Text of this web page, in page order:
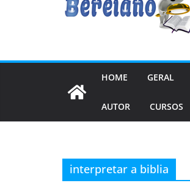
HOME GERAL
AUTOR CURSOS
interpretar a biblia